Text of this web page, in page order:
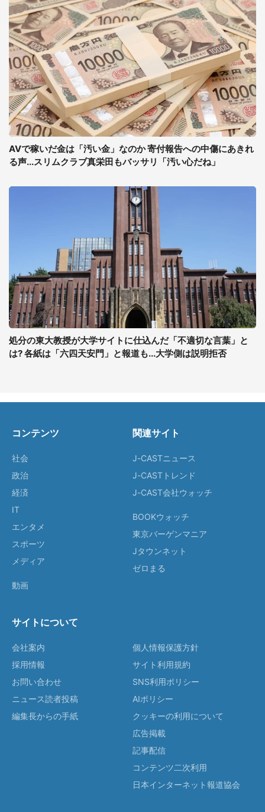
AVで稼いだ金は「汚い金」なのか 寄付報告への中傷にあきれ
る声...スリムクラブ真栄田もバッサリ「汚い心だね」
処分の東大教授が大学サイトに仕込んだ「不適切な言葉」と
は? 各紙は「六四天安門」と報道も...大学側は説明拒否
コンテンツ
社会
政治
経済
IT
エンタメ
スポーツ
メディア
動画
関連サイト
J-CASTニュース
J-CASTトレンド
J-CAST会社ウォッチ
BOOKウォッチ
東京バーゲンマニア
Jタウンネット
ゼロまる
サイトについて
会社案内
採用情報
お問い合わせ
ニュース読者投稿
編集長からの手紙
個人情報保護方針
サイト利用規約
SNS利用ポリシー
AIポリシー
クッキーの利用について
広告掲載
記事配信
コンテンツ二次利用
日本インターネット報道協会